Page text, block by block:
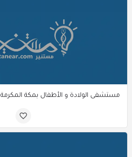
مستشفى الولادة و الأطفال بمكة المكرمة